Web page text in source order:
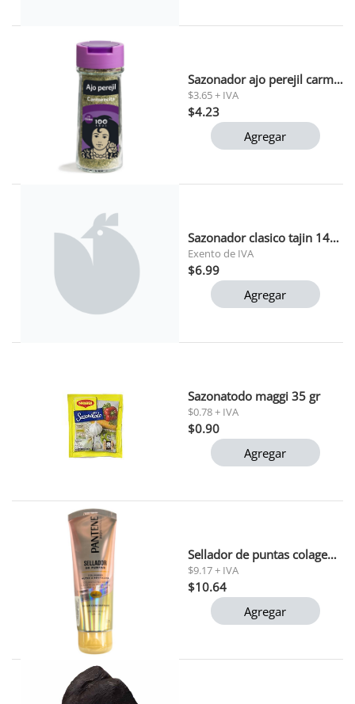
Sazonador ajo perejil carmencita 29g
$3.65 + IVA
$4.23
Agregar
Sazonador clasico tajin 142 gr
Exento de IVA
$6.99
Agregar
Sazonatodo maggi 35 gr
$0.78 + IVA
$0.90
Agregar
Sellador de puntas colageno pantene 90ml
$9.17 + IVA
$10.64
Agregar